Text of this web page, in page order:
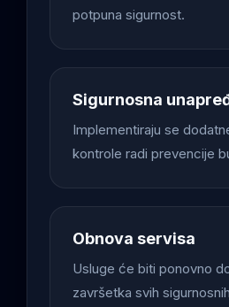
potpuna sigurnost.
Sigurnosna
Implementiraju se
kontrole radi prevencije
Obnova servisa
Usluge će biti ponovno
završetka svih